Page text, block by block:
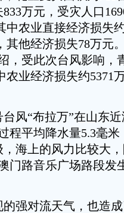
万元，受灾人口
中农业直接经济损失
其他经济损失78万元
，受此次台风影响，
农业经济损失约5371
风“布拉万”在山东
程平均降水量5.3毫
海上的风力比较大
门路音乐广场路段发
强对流天气，也造